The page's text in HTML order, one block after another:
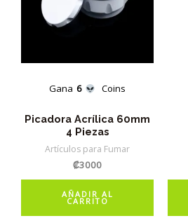
Gana 6 Coins
Picadora Acrílica 60mm
4 Piezas
Artículos para Fumar
₡3000
AÑADIR AL
CARRITO